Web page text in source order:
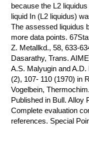
because the L2
liquid In (L2 liquidus)
The assessed liquidus
more data points.
Z. Metallkd., 58, 633-
Dasarathy, Trans.
A.S. Malyugin and
(2), 107- 110 (1970) in
Vogelbein,
Published in Bull. Alloy
Complete evaluation
references. Special